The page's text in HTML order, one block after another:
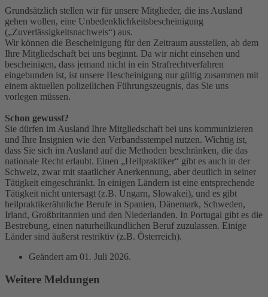
Grundsätzlich stellen wir für unsere Mitglieder, die ins Ausland
gehen wollen, eine Unbedenklichkeitsbescheinigung
(„Zuverlässigkeitsnachweis“) aus.
Wir können die Bescheinigung für den Zeitraum ausstellen, ab dem
Ihre Mitgliedschaft bei uns beginnt. Da wir nicht einsehen und
bescheinigen, dass jemand nicht in ein Strafrechtverfahren
eingebunden ist, ist unsere Bescheinigung nur gültig zusammen mit
einem aktuellen polizeilichen Führungszeugnis, das Sie uns
vorlegen müssen.
Schon gewusst?
Sie dürfen im Ausland Ihre Mitgliedschaft bei uns kommunizieren
und Ihre Insignien wie den Verbandsstempel nutzen. Wichtig ist,
dass Sie sich im Ausland auf die Methoden beschränken, die das
nationale Recht erlaubt. Einen „Heilpraktiker“ gibt es auch in der
Schweiz, zwar mit staatlicher Anerkennung, aber deutlich in seiner
Tätigkeit eingeschränkt. In einigen Ländern ist eine entsprechende
Tätigkeit nicht untersagt (z.B. Ungarn, Slowakei), und es gibt
heilpraktikerähnliche Berufe in Spanien, Dänemark, Schweden,
Irland, Großbritannien und den Niederlanden. In Portugal gibt es die
Bestrebung, einen naturheilkundlichen Beruf zuzulassen. Einige
Länder sind äußerst restriktiv (z.B. Österreich).
Geändert am 01. Juli 2026.
Weitere Meldungen